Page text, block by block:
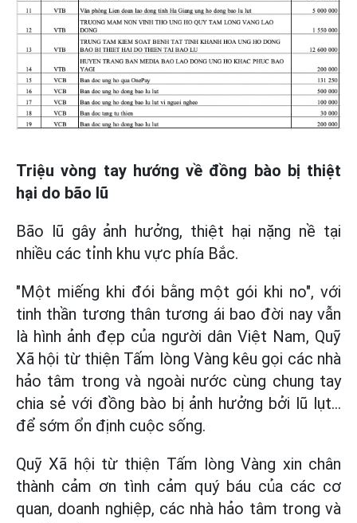
Triệu vòng tay hướng về đồng bào bị thiệt
hại do bão lũ
Bão lũ gây ảnh hưởng, thiệt hại nặng nề tại
nhiều các tỉnh khu vực phía Bắc.
"Một miếng khi đói bằng một gói khi no", với
tinh thần tương thân tương ái bao đời nay vẫn
là hình ảnh đẹp của người dân Việt Nam, Quỹ
Xã hội từ thiện Tấm lòng Vàng kêu gọi các nhà
hảo tâm trong và ngoài nước cùng chung tay
chia sẻ với đồng bào bị ảnh hưởng bởi lũ lụt...
để sớm ổn định cuộc sống.
Quỹ Xã hội từ thiện Tấm lòng Vàng xin chân
thành cảm ơn tình cảm quý báu của các cơ
quan, doanh nghiệp, các nhà hảo tâm trong và